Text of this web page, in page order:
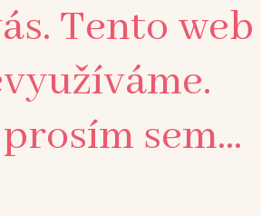
Tento web
sem...